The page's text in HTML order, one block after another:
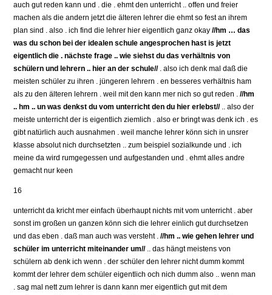
auch gut reden kann und . die . ehmt den unterricht .. offen und freier
machen als die andern jetzt die älteren lehrer die ehmt so fest an ihrem
plan sind . also . ich find die lehrer hier eigentlich ganz okay//hm … das
was du schon bei der idealen schule angesprochen hast is jetzt
eigentlich die . nächste frage .. wie siehst du das verhältnis von
schülern und lehrern .. hier an der schule//. also ich denk mal daß die
meisten schüler zu ihren . jüngeren lehrern . en besseres verhältnis ham
als zu den älteren lehrern . weil mit den kann mer nich so gut reden .//hm
.. hm .. un was denkst du vom unterricht den du hier erlebst//.. also der
meiste unterricht der is eigentlich ziemlich . also er bringt was denk ich . es
gibt natürlich auch ausnahmen . weil manche lehrer könn sich in unsrer
klasse absolut nich durchsetzten .. zum beispiel sozialkunde und . ich
meine da wird rumgegessen und aufgestanden und . ehmt alles andre
gemacht nur keen
16
unterricht da kricht mer einfach überhaupt nichts mit vom unterricht . aber
sonst im großen un ganzen könn sich die lehrer einlich gut durchsetzen
und das eben . daß man auch was versteht .//hm .. wie gehen lehrer und
schüler im unterricht miteinander um//.. das hängt meistens von
schülern ab denk ich wenn . der schüler den lehrer nicht dumm kommt
kommt der lehrer dem schüler eigentlich och nich dumm also .. wenn man
. sag mal nett zum lehrer is dann kann mer eigentlich gut mit dem